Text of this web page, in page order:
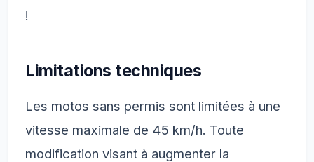
!
Limitations techniques
Les motos sans permis sont limitées à une
vitesse maximale de 45 km/h. Toute
modification visant à augmenter la